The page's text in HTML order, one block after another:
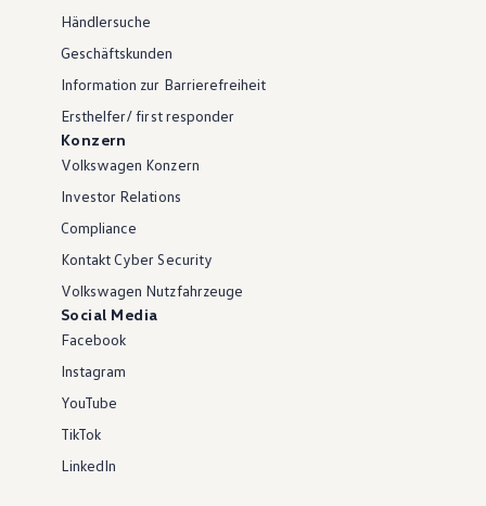
Händlersuche
Geschäftskunden
Information zur Barrierefreiheit
Ersthelfer/ first responder
Konzern
Volkswagen Konzern
Investor Relations
Compliance
Kontakt Cyber Security
Volkswagen Nutzfahrzeuge
Social Media
Facebook
Instagram
YouTube
TikTok
LinkedIn